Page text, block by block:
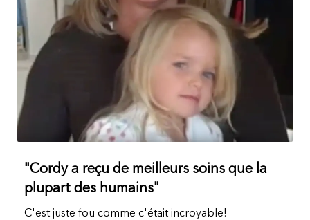
"Cordy a reçu de meilleurs soins que la
plupart des humains"
C'est juste fou comme c'était incroyable!